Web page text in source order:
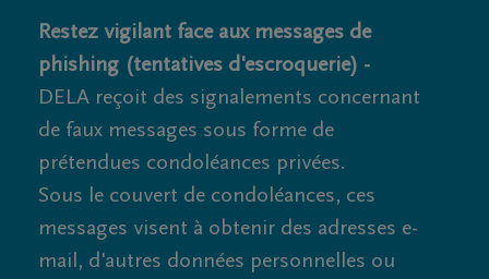
Restez vigilant face aux messages de
phishing (tentatives d'escroquerie) -
DELA reçoit des signalements concernant
de faux messages sous forme de
prétendues condoléances privées.
Sous le couvert de condoléances, ces
messages visent à obtenir des adresses e-
mail, d'autres données personnelles ou